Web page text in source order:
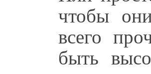
чтобы
всего
быть